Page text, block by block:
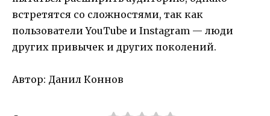
встретятся со сложностями, так как
пользователи YouTube и Instagram — люди
других привычек и других поколений.
Автор: Данил Коннов